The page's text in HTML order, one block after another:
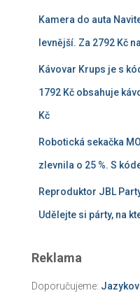
Kamera do auta
levnější. Za 2792 Kč
Kávovar Krups je s
1792 Kč obsahuje
Kč
Robotická sekačka
zlevnila o 25 %. S
Reproduktor JBL
Udělejte si párty, na
Reklama
Doporučujeme: